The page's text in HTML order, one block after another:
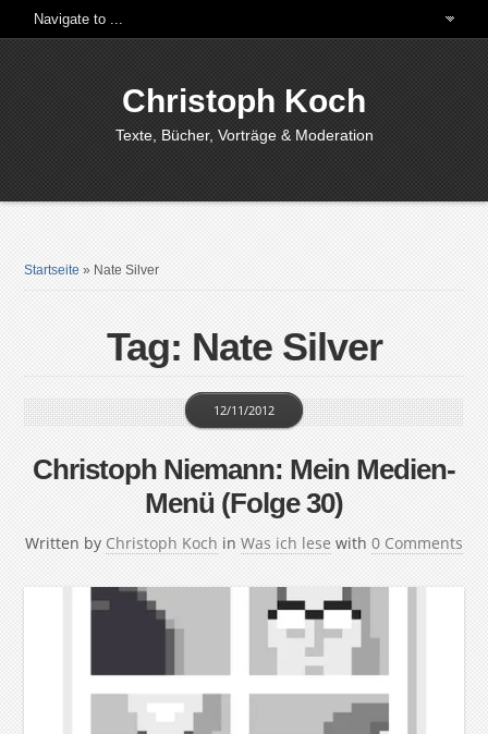
Christoph Koch
Texte, Bücher, Vorträge & Moderation
Startseite » Nate Silver
Tag: Nate Silver
Christoph Niemann: Mein Medien-
Menü (Folge 30)
Written by Christoph Koch
12/11/2012
in Was ich lese with 0 Comments